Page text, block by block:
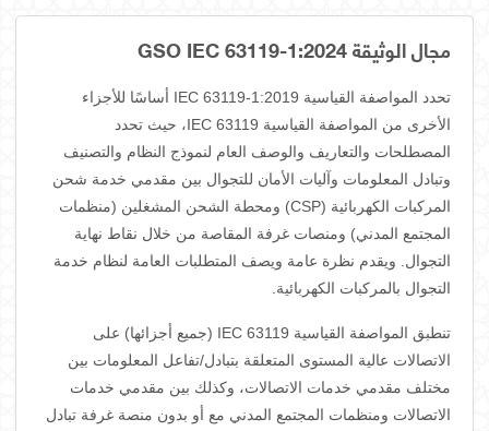
مجال الوثيقة GSO IEC 63119-1:2024
تحدد المواصفة القياسية IEC 63119-1:2019 أساسًا للأجزاء
الأخرى من المواصفة القياسية IEC 63119، حيث تحدد
المصطلحات والتعاريف والوصف العام لنموذج النظام والتصنيف
وتبادل المعلومات وآليات الأمان للتجوال بين مقدمي خدمة شحن
المركبات الكهربائية (CSP) ومحطة الشحن المشغلين (منظمات
المجتمع المدني) ومنصات غرفة المقاصة من خلال نقاط نهاية
التجوال. ويقدم نظرة عامة ويصف المتطلبات العامة لنظام خدمة
التجوال بالمركبات الكهربائية.
تنطبق المواصفة القياسية IEC 63119 (جميع أجزائها) على
الاتصالات عالية المستوى المتعلقة بتبادل/تفاعل المعلومات بين
مختلف مقدمي خدمات الاتصالات، وكذلك بين مقدمي خدمات
الاتصالات ومنظمات المجتمع المدني مع أو بدون منصة غرفة تبادل